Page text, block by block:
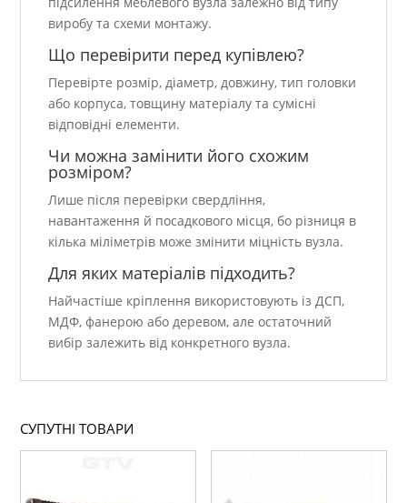
виробу та схеми монтажу.
Що перевірити перед купівлею?
Перевірте розмір, діаметр, довжину, тип головки
або корпуса, товщину матеріалу та сумісні
відповідні елементи.
Чи можна замінити його схожим
розміром?
Лише після перевірки свердління,
навантаження й посадкового місця, бо різниця в
кілька міліметрів може змінити міцність вузла.
Для яких матеріалів підходить?
Найчастіше кріплення використовують із ДСП,
МДФ, фанерою або деревом, але остаточний
вибір залежить від конкретного вузла.
СУПУТНІ ТОВАРИ